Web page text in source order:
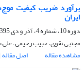
برآورد ضریب کیفیت
ایران
دوره 10، شماره 4، آذر و دی 1395، صفحه
مجتبی نقوی، حبیب رحیمی،
مشاهده مقاله
اصل مقاله